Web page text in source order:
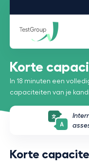
Korte
In 18 minuten een
capaciteiten van je
Korte